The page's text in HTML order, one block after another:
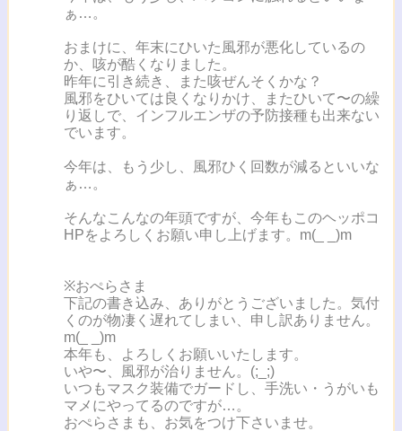
ぁ…。
おまけに、年末にひいた風邪が悪化しているの
か、咳が酷くなりました。
昨年に引き続き、また咳ぜんそくかな？
風邪をひいては良くなりかけ、またひいて〜の繰
り返しで、インフルエンザの予防接種も出来ない
でいます。
今年は、もう少し、風邪ひく回数が減るといいな
ぁ…。
そんなこんなの年頭ですが、今年もこのヘッポコ
HPをよろしくお願い申し上げます。m(_ _)m
※おぺらさま
下記の書き込み、ありがとうございました。気付
くのが物凄く遅れてしまい、申し訳ありません。
m(_ _)m
本年も、よろしくお願いいたします。
いや〜、風邪が治りません。(;_;)
いつもマスク装備でガードし、手洗い・うがいも
マメにやってるのですが…。
おぺらさまも、お気をつけ下さいませ。